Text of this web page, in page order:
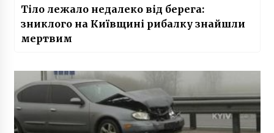
Тіло лежало недалеко від берега:
зниклого на Київщині рибалку знайшли
мертвим